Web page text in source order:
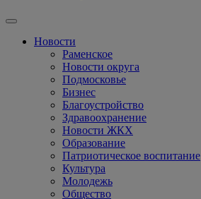
Новости
Раменское
Новости округа
Подмосковье
Бизнес
Благоустройство
Здравоохранение
Новости ЖКХ
Образование
Патриотическое воспитание
Культура
Молодежь
Общество